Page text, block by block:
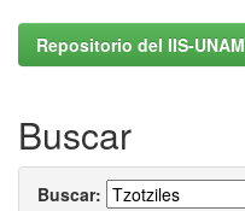
Repositorio del IIS-UNAM
Buscar
Buscar: